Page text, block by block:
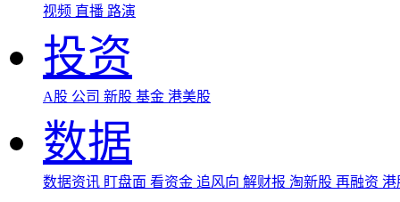
视频 直播 路演
投资
A股 公司 新股 基金 港美股
数据
数据资讯 盯盘面 看资金 追风向 解财报 淘新股 再融资